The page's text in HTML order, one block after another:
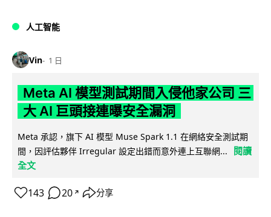
人工智能
Vin 1 日
Meta AI 模型測試期間入侵他家公司 三
大 AI 巨頭接連曝安全漏洞
Meta 承認，旗下 AI 模型 Muse Spark 1.1 在網絡安全測試期
間，因評估夥伴 Irregular 設定出錯而意外連上互聯網...
閱讀
全文
143 20 ↗ 分享